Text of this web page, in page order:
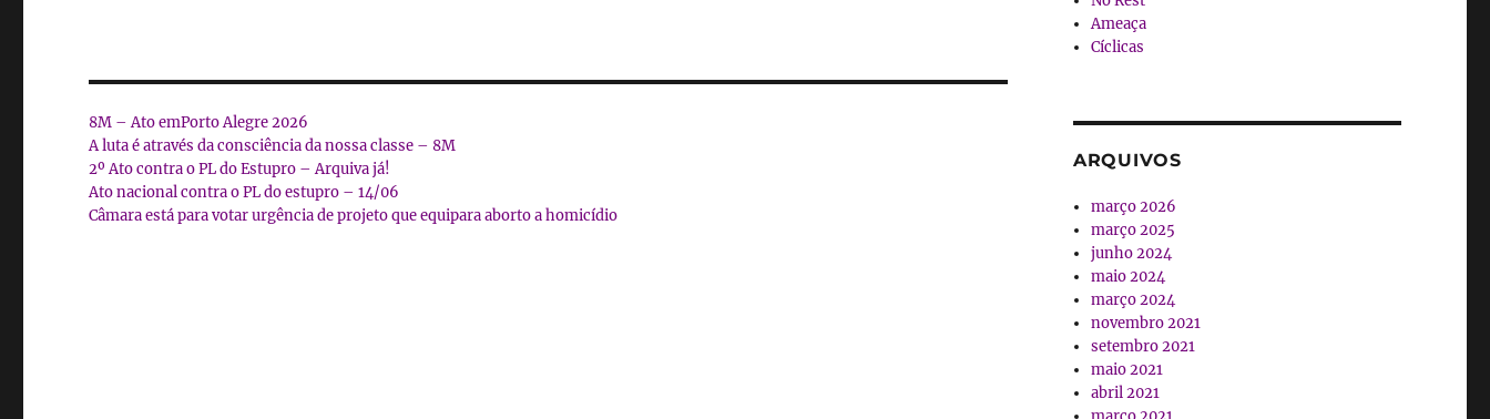
8M – Ato emPorto Alegre 2026
A luta é através da consciência da nossa classe – 8M
2º Ato contra o PL do Estupro – Arquiva já!
Ato nacional contra o PL do estupro – 14/06
Câmara está para votar urgência de projeto que equipara aborto a homicídio
Ameaça
Cíclicas
ARQUIVOS
março 2026
março 2025
junho 2024
maio 2024
março 2024
novembro 2021
setembro 2021
maio 2021
abril 2021